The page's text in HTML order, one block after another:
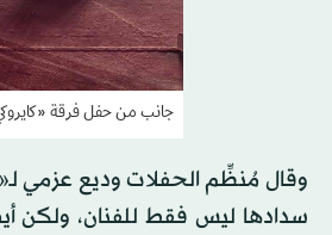
جانب من حفل فرقة
وقال مُنظِّم الحفلات وديع عزمي
سدادها ليس فقط للفنان، ولكن